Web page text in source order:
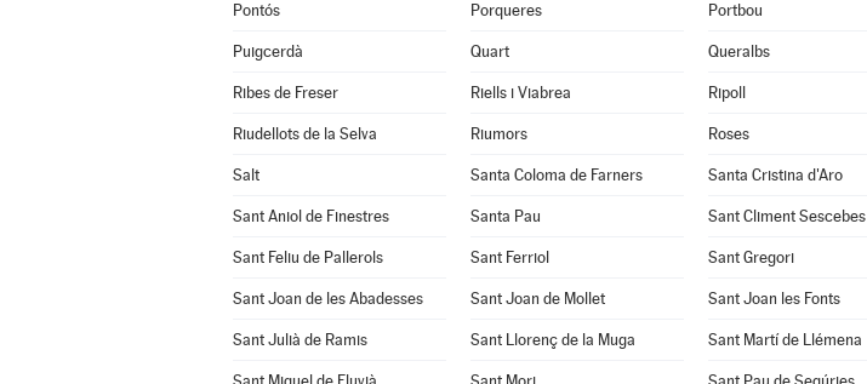
Pontós Porqueres Portbou
Puigcerdà Quart Queralbs
Ribes de Freser Riells i Viabrea Ripoll
Riudellots de la Selva Riumors Roses
Salt Santa Coloma de Farners Santa Cristina d'Aro
Sant Aniol de Finestres Santa Pau Sant Climent Sescebes
Sant Feliu de Pallerols Sant Ferriol Sant Gregori
Sant Joan de les Abadesses Sant Joan de Mollet Sant Joan les Fonts
Sant Julià de Ramis Sant Llorenç de la Muga Sant Martí de Llémena